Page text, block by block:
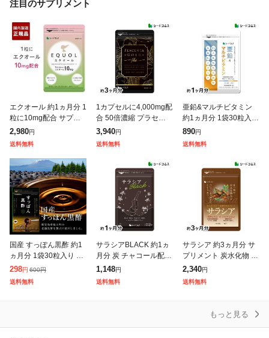
注目のサプリメント
エクオール 約1ヵ月分 1
粒に10mg配合 サプリ
メント 大豆イソフラボ
ン ラクトビオン酸 プラ
センタ 乳酸菌 正規品
2,980円
送料無料
1カプセルに4,000mg配
合 50倍濃縮 プラセンタ
ゴールド 約3ヵ月分 サ
プリメント 美容 豚プラ
センタ コラーゲン 健康
3,940円
送料無料
亜鉛&マルチビタミン
約1ヵ月分 1袋30粒入り
栄養機能食品 サプリ サ
プリメント 健康食品
890円
送料無料
国産 すっぽん黒酢 約1
ヵ月分 1袋30粒入り ダ
イエット サプリ サプリ
メント 健康食品 お試し
298円 600円
送料無料
サラシアBLACK 約1ヵ
月分 炭 チャコール配合
サプリ サプリメント ダ
イエット サラシアブラ
1,148円
送料無料
サラシア 約3ヵ月分 サ
プリメント 炭水化物 ダ
イエット 菊芋 健康食品
2,340円
送料無料
もっと見る